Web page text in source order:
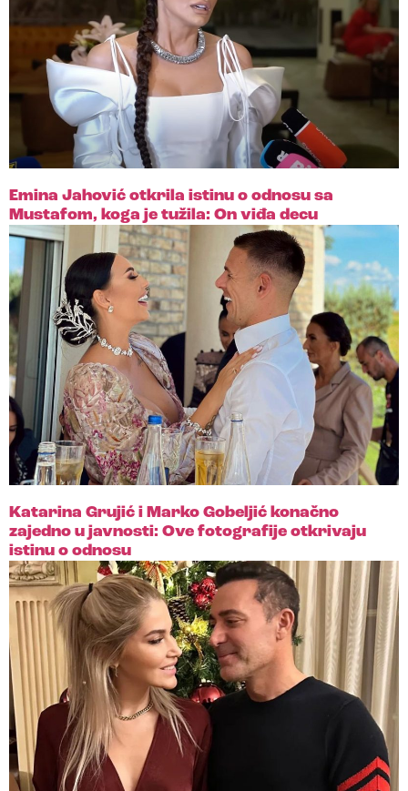
Emina Jahović otkrila istinu o odnosu sa
Mustafom, koga je tužila: On viđa decu
Katarina Grujić i Marko Gobeljić konačno
zajedno u javnosti: Ove fotografije otkrivaju
istinu o odnosu